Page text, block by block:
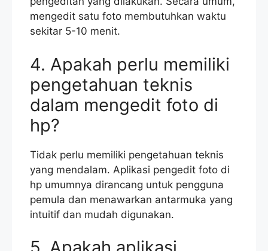
mengedit satu foto membutuhkan waktu
sekitar 5-10 menit.
4. Apakah perlu memiliki
pengetahuan teknis
dalam mengedit foto di
hp?
Tidak perlu memiliki pengetahuan teknis
yang mendalam. Aplikasi pengedit foto di
hp umumnya dirancang untuk pengguna
pemula dan menawarkan antarmuka yang
intuitif dan mudah digunakan.